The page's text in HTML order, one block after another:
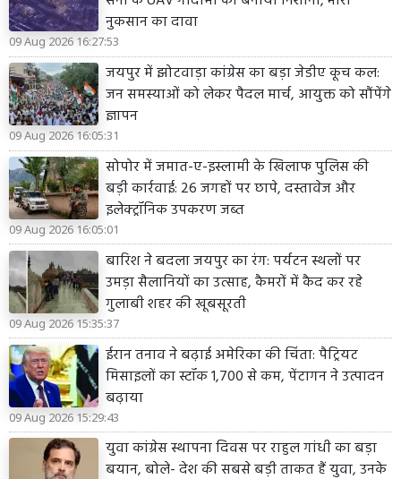
नुकसान का दावा
09 Aug 2026 16:27:53
जयपुर में झोटवाड़ा कांग्रेस का बड़ा जेडीए कूच कल:
जन समस्याओं को लेकर पैदल मार्च, आयुक्त को सौंपेंगे
ज्ञापन
09 Aug 2026 16:05:31
सोपोर में जमात-ए-इस्लामी के खिलाफ पुलिस की
बड़ी कार्रवाई: 26 जगहों पर छापे, दस्तावेज और
इलेक्ट्रॉनिक उपकरण जब्त
09 Aug 2026 16:05:01
बारिश ने बदला जयपुर का रंग: पर्यटन स्थलों पर
उमड़ा सैलानियों का उत्साह, कैमरों में कैद कर रहे
गुलाबी शहर की खूबसूरती
09 Aug 2026 15:35:37
ईरान तनाव ने बढ़ाई अमेरिका की चिंता: पैट्रियट
मिसाइलों का स्टॉक 1,700 से कम, पेंटागन ने उत्पादन
बढ़ाया
09 Aug 2026 15:29:43
युवा कांग्रेस स्थापना दिवस पर राहुल गांधी का बड़ा
बयान, बोले- देश की सबसे बड़ी ताकत हैं युवा, उनके